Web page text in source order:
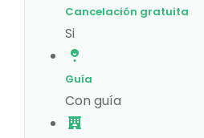
Cancelación gratuita
Si
Guía
Con guía